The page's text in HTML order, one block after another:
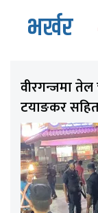
भर्खर
वीरगन्जमा तेल
टयाङकर सहित